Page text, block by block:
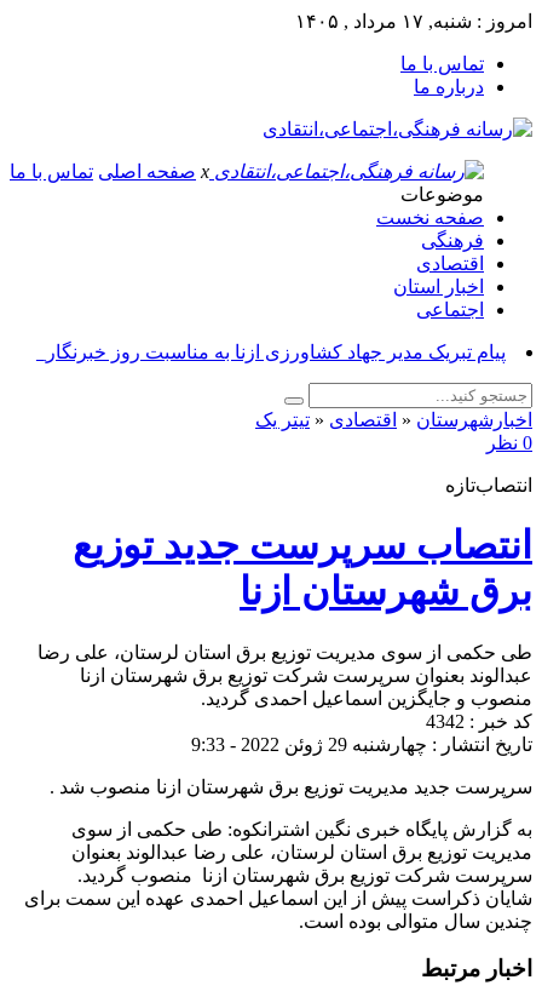
امروز : شنبه, ۱۷ مرداد , ۱۴۰۵
تماس با ما
درباره ما
x صفحه اصلی تماس با ما
موضوعات
صفحه نخست
فرهنگی
اقتصادی
اخبار استان
اجتماعی
پیام تبریک مدیر جهاد کشاورزی ازنا به مناسبت روز خبرنگار_
اخبارشهرستان « اقتصادی « تیتر یک
0 نظر
انتصاب‌تازه
انتصاب سرپرست جدید توزیع
برق شهرستان ازنا
طی حکمی از سوی مدیریت توزیع برق استان لرستان، علی رضا
عبدالوند بعنوان سرپرست شرکت توزیع برق شهرستان ازنا
منصوب و جایگزین اسماعیل احمدی گردید.
کد خبر : 4342
تاریخ انتشار : چهارشنبه 29 ژوئن 2022 - 9:33
سرپرست جدید مدیریت توزیع برق شهرستان ازنا منصوب شد .
به گزارش پایگاه خبری نگین اشترانکوه: طی حکمی از سوی
مدیریت توزیع برق استان لرستان، علی رضا عبدالوند بعنوان
سرپرست شرکت توزیع برق شهرستان ازنا منصوب گردید.
شایان ذکراست پیش از این اسماعیل احمدی عهده این سمت برای
چندین سال متوالی بوده است.
اخبار مرتبط